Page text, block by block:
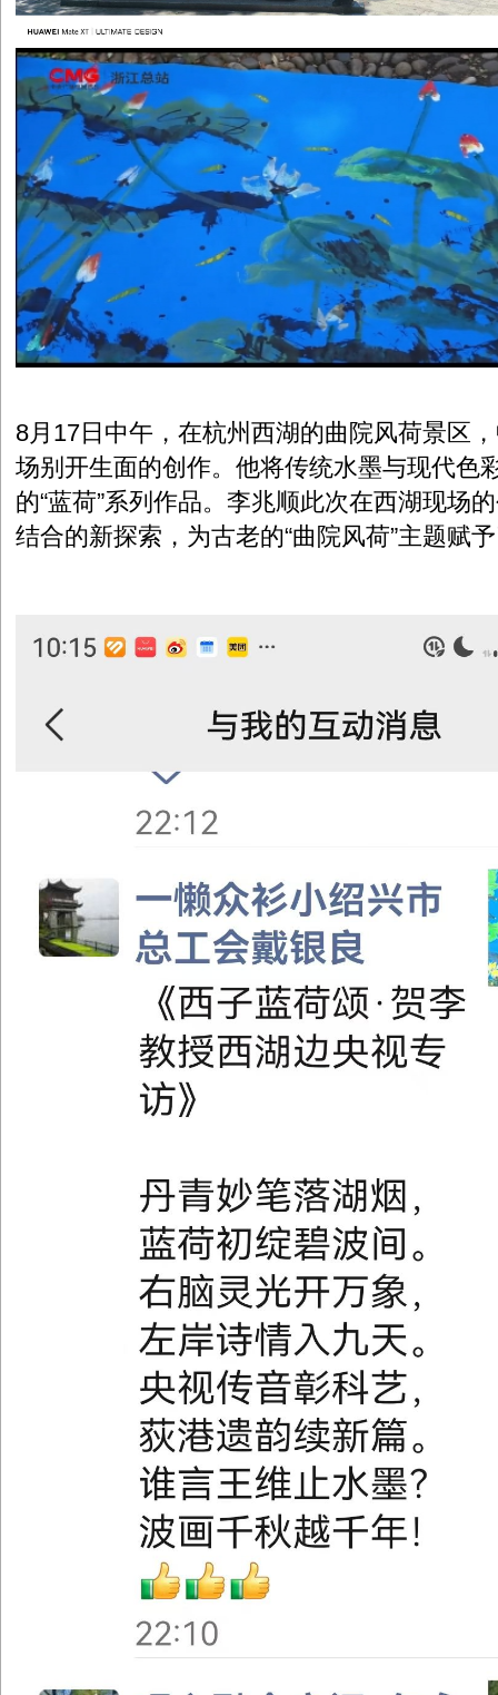
8月17日中午，在杭州西湖的曲院风荷景区
场别开生面的创作。他将传统水墨与现代色
的“蓝荷”系列作品。李兆顺此次在西湖现场
结合的新探索，为古老的“曲院风荷”主题赋